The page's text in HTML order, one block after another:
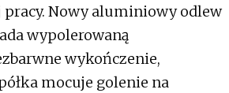
Nowy aluminiowy odlew
wypolerowaną
wykończenie,
mocuje golenie na